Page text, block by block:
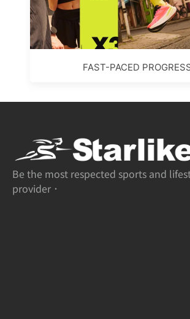
FAST-PACED
Be the most respected sports and
provider．